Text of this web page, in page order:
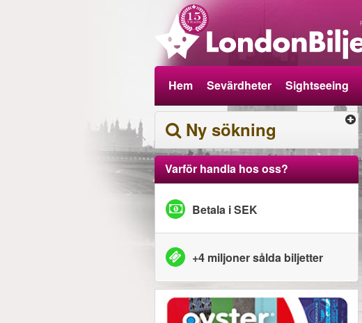
Hem Sevärdheter Sightseeing
Ny sökning
Varför handla hos oss?
Betala i SEK
+4 miljoner sålda biljetter